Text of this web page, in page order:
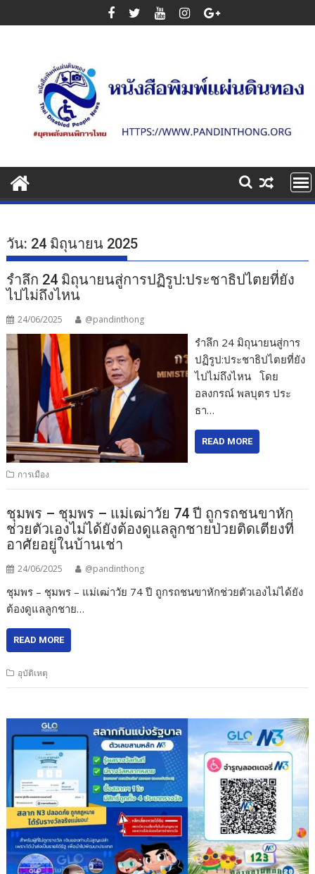
to
วัน: 24 มิถุนายน 2025
รำลึก 24 มิถุนายนสู่การปฏิรูป:ประชาธิปไตยที่ยัง
ไปไม่ถึงไหน
24/06/2025 @pandinthong
รำลึก 24 มิถุนายนสู่การ
ปฏิรูป:ประชาธิปไตยที่ยัง
ไปไม่ถึงไหน โดย
อลงกรณ์ พลบุตร ประ
ธา…
READ MORE
การเมือง
ชุมพร – ชุมพร – แม่เฒ่าวัย 74 ปี ถูกรถชนขาหัก
ช่วยตัวเองไม่ได้ยังต้องดูแลลูกชายป่วยติดเตียงที่
อาศัยอยู่ในบ้านเช่า
24/06/2025 @pandinthong
ชุมพร – ชุมพร – แม่เฒ่าวัย 74 ปี ถูกรถชนขาหักช่วยตัวเองไม่ได้ยัง
ต้องดูแลลูกชาย…
READ MORE
อุบัติเหตุ